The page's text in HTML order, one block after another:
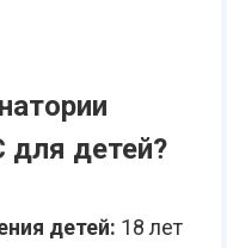
для детей?
детей: 18 лет